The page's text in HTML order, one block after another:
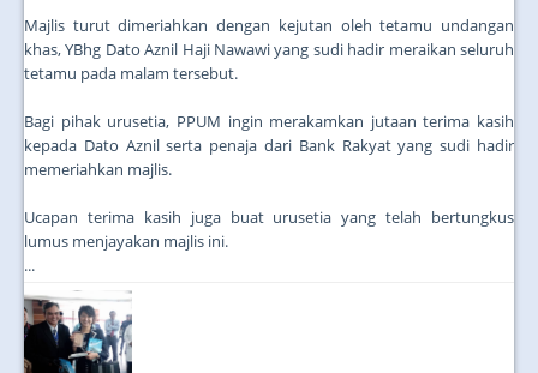
Majlis turut dimeriahkan dengan kejutan oleh tetamu undangan
khas, YBhg Dato Aznil Haji Nawawi yang sudi hadir meraikan seluruh
tetamu pada malam tersebut.
Bagi pihak urusetia, PPUM ingin merakamkan jutaan terima kasih
kepada Dato Aznil serta penaja dari Bank Rakyat yang sudi hadir
memeriahkan majlis.
Ucapan terima kasih juga buat urusetia yang telah bertungkus
lumus menjayakan majlis ini.
...